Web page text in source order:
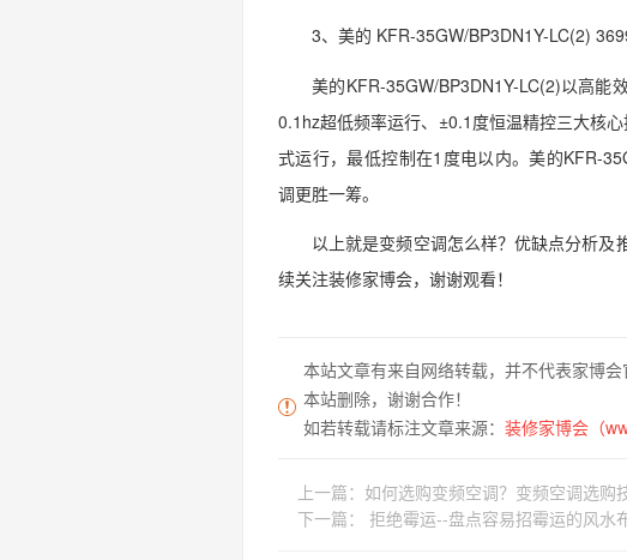
3、美的 KFR-35GW/BP3DN1Y-LC(2)
美的KFR-35GW/BP3DN1Y-LC(2)以高能
0.1hz超低频率运行、±0.1度恒温精控三大核
式运行，最低控制在1度电以内。美的KFR-
调更胜一筹。
以上就是变频空调怎么样？优缺点分析
续关注装修家博会，谢谢观看！
本站文章有来自网络转载，并不代表家博
本站删除，谢谢合作！
如若转载请标注文章来源： 装修家博会（
上一篇： 如何选购变频空调？变频空调选购
下一篇： 拒绝霉运--盘点容易招霉运的风水